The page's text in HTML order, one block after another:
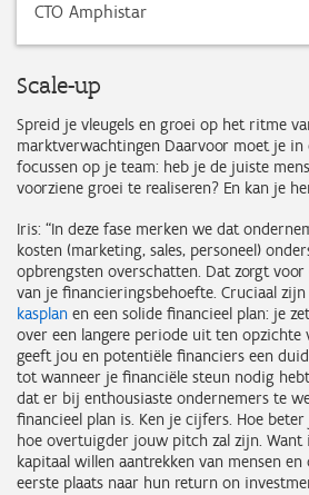
CTO Amphistar
Scale-up
Spreid je vleugels en groei op het ritme
marktverwachtingen Daarvoor moet je in
focussen op je team: heb je de juiste
voorziene groei te realiseren? En kan je
Iris: “In deze fase merken we dat
kosten (marketing, sales, personeel)
opbrengsten overschatten. Dat zorgt
van je financieringsbehoefte. Cruciaal
kasplan en een solide financieel plan: je
over een langere periode uit ten opzichte
geeft jou en potentiële financiers een
tot wanneer je financiële steun nodig
dat er bij enthousiaste ondernemers te
financieel plan is. Ken je cijfers. Hoe
hoe overtuigder jouw pitch zal zijn. Want
kapitaal willen aantrekken van mensen
eerste plaats naar hun return on